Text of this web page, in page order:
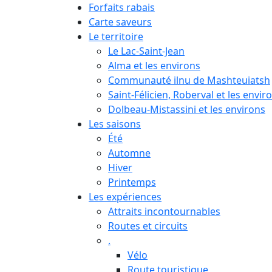
Forfaits rabais
Carte saveurs
Le territoire
Le Lac-Saint-Jean
Alma et les environs
Communauté ilnu de Mashteuiatsh
Saint-Félicien, Roberval et les
Dolbeau-Mistassini et les environs
Les saisons
Été
Automne
Hiver
Printemps
Les expériences
Attraits incontournables
Routes et circuits
.
Vélo